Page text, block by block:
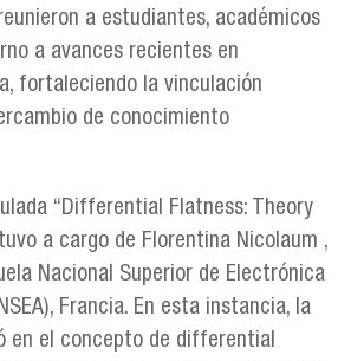
a estudiantes, académicos
a avances recientes en
fortaleciendo la vinculación
de conocimiento
“Differential Flatness: Theory
a cargo de Florentina Nicolaum ,
Nacional Superior de Electrónica
Francia. En esta instancia, la
en el concepto de differential